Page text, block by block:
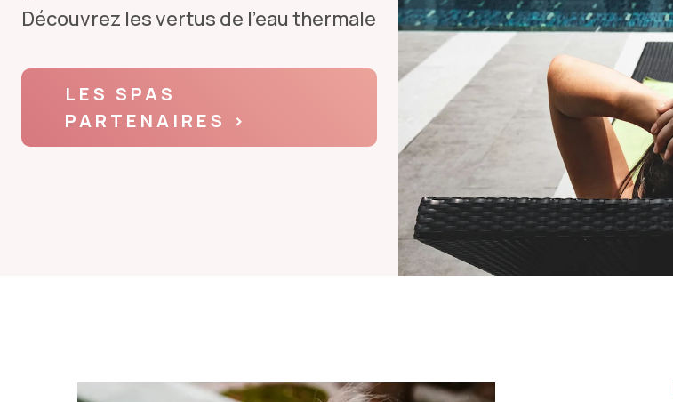
Découvrez les vertus de l'eau thermale
LES SPAS
PARTENAIRES
›